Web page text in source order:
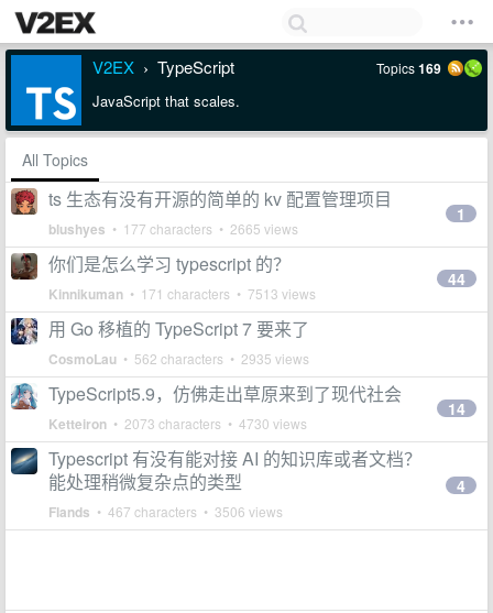
V2EX › TypeScript Topics169
JavaScript that scales.
All Topics
ts 生态有没有开源的简单的 kv 配置管理项目
blushyes • 177 characters • 2665 views
1
你们是怎么学习 typescript 的？
Kinnikuman • 171 characters • 7513 views
44
用 Go 移植的 TypeScript 7 要来了
CosmoLau • 562 characters • 2935 views
TypeScript5.9，仿佛走出草原来到了现代社会
Ketteiron • 2073 characters • 4730 views
14
Typescript 有没有能对接 AI 的知识库或者文档？
能处理稍微复杂点的类型
Flands • 467 characters • 3506 views
4